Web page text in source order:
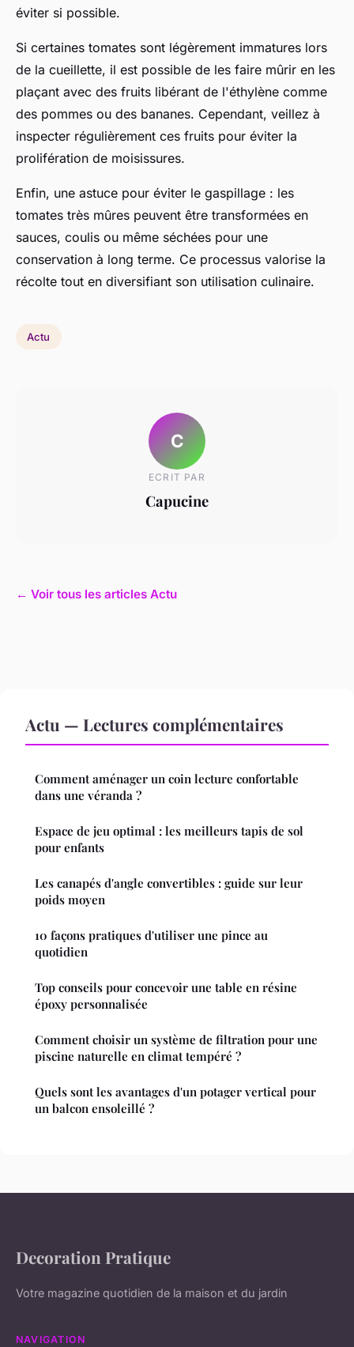
éviter si possible.
Si certaines tomates sont légèrement immatures lors
de la cueillette, il est possible de les faire mûrir en les
plaçant avec des fruits libérant de l'éthylène comme
des pommes ou des bananes. Cependant, veillez à
inspecter régulièrement ces fruits pour éviter la
prolifération de moisissures.
Enfin, une astuce pour éviter le gaspillage : les
tomates très mûres peuvent être transformées en
sauces, coulis ou même séchées pour une
conservation à long terme. Ce processus valorise la
récolte tout en diversifiant son utilisation culinaire.
Actu
C
ECRIT PAR
Capucine
← Voir tous les articles Actu
Actu — Lectures complémentaires
Comment aménager un coin lecture confortable
dans une véranda ?
Espace de jeu optimal : les meilleurs tapis de sol
pour enfants
Les canapés d'angle convertibles : guide sur leur
poids moyen
10 façons pratiques d'utiliser une pince au
quotidien
Top conseils pour concevoir une table en résine
époxy personnalisée
Comment choisir un système de filtration pour une
piscine naturelle en climat tempéré ?
Quels sont les avantages d'un potager vertical pour
un balcon ensoleillé ?
Decoration Pratique
Votre magazine quotidien de la maison et du jardin
NAVIGATION